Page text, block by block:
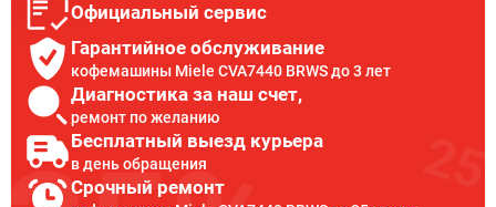
Официальный сервис
Гарантийное обслуживание
кофемашины Miele CVA7440 BRWS до 3 лет
Диагностика за наш счет,
ремонт по желанию
Бесплатный выезд курьера
в день обращения
Срочный ремонт